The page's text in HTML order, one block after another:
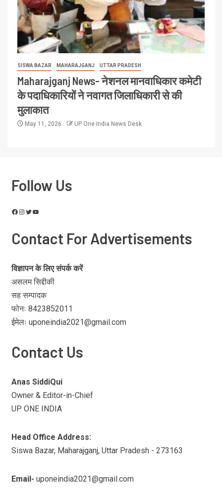
SISWA BAZAR MAHARAJGANJ UTTAR PRADESH
Maharajganj News- नेशनल मानवाधिकार कमेटी
के पदाधिकारियों ने नवागत जिलाधिकारी से की
मुलाकात
May 11, 2026 UP One India News Desk
Follow Us
Contact For Advertisements
विज्ञापन के लिए संपर्क करें
असलम सिद्दीकी
सह सम्पादक
फोनः 8423852011
ईमेलः uponeindia2021@gmail.com
Contact Us
Anas SiddiQui
Owner & Editor-in-Chief
UP ONE INDIA
Head Office Address:
Siswa Bazar, Maharajganj, Uttar Pradesh - 273163
Email- uponeindia2021@gmail.com